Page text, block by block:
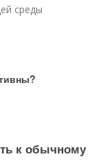
среды
к обычному